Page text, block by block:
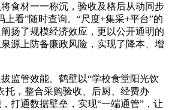
食材一一称沉，验收及格后从动同步
上看”随时查询。“尺度+集采+平台”的
扬了规模经济效应，更以公开通明的
源上防备廉政风险，实现了降本、增
管效能。鹤壁以“学校食堂阳光饮
托，整合采购验收、后厨、经费办
打通数据壁垒，实现“一端通管”，让